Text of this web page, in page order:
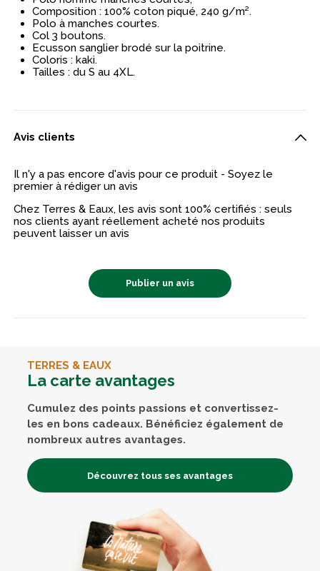
Composition : 100% coton piqué, 240 g/m².
Polo à manches courtes.
Col 3 boutons.
Ecusson sanglier brodé sur la poitrine.
Coloris : kaki.
Tailles : du S au 4XL.
Avis clients
Il n'y a pas encore d'avis pour ce produit - Soyez le
premier à rédiger un avis
Chez Terres & Eaux, les avis sont 100% certifiés : seuls
nos clients ayant réellement acheté nos produits
peuvent laisser un avis
Publier un avis
TERRES & EAUX
La carte avantages
Cumulez des points passions et convertissez-
les en bons cadeaux. Bénéficiez également de
nombreux autres avantages.
Découvrez tous ses avantages